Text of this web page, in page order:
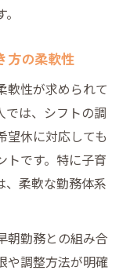
方の柔軟性
軟性が求められて
では、シフトの調
望休に対応しても
トです。特に子育
、柔軟な勤務体系
朝勤務との組み合
や調整方法が明確